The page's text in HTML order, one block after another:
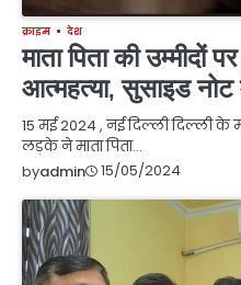
क्राइम देश
माता पिता की उम्मीदों
आत्महत्या, सुसाइड नोट
15 मई 2024 , नई दिल्ली दिल्ली
लड़के ने माता पिता…
byadmin 15/05/2024